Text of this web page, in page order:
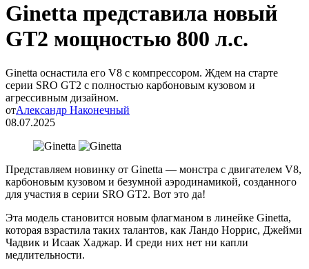
Ginetta представила новый
GT2 мощностью 800 л.с.
Ginetta оснастила его V8 c компрессором. Ждем на старте
серии SRO GT2 с полностью карбоновым кузовом и
агрессивным дизайном.
отАлександр Наконечный
08.07.2025
Представляем новинку от Ginetta — монстра с двигателем V8,
карбоновым кузовом и безумной аэродинамикой, созданного
для участия в серии SRO GT2. Вот это да!
Эта модель становится новым флагманом в линейке Ginetta,
которая взрастила таких талантов, как Ландо Норрис, Джейми
Чадвик и Исаак Хаджар. И среди них нет ни капли
медлительности.